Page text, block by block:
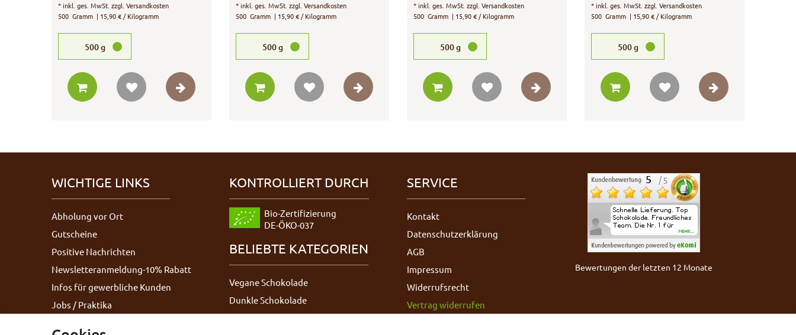
*inkl. ges. MwSt. zzgl.Versandkosten
500 Gramm | 15,90 € / Kilogramm
500g
*inkl. ges. MwSt. zzgl.Versandkosten
500 Gramm | 15,90 € / Kilogramm
500g
*inkl. ges. MwSt. zzgl.Versandkosten
500 Gramm | 15,90 € / Kilogramm
500g
*inkl. ges. MwSt. zzgl.Versandkosten
500 Gramm | 15,90 € / Kilogramm
500g
WICHTIGE LINKS
Abholung vor Ort
Gutscheine
Positive Nachrichten
Newsletteranmeldung-10% Rabatt
Infos für gewerbliche Kunden
Jobs / Praktika
KONTROLLIERT DURCH
Bio-Zertifizierung
DE-ÖKO-037
BELIEBTE KATEGORIEN
Vegane Schokolade
Dunkle Schokolade
Bruchschokolade
SERVICE
Kontakt
Datenschutzerklärung
AGB
Impressum
Widerrufsrecht
Vertrag widerrufen
Bewertungen der letzten 12 Monate